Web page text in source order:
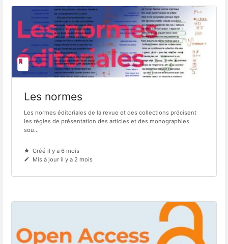
Les normes
Les normes éditoriales de la revue et des collections précisent
les règles de présentation des articles et des monographies
sou...
Créé il y a 6 mois
Mis à jour il y a 2 mois